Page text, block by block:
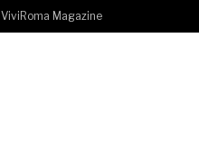
ViviRoma Magazine